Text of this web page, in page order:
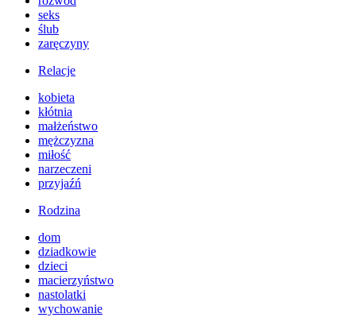
seks
ślub
zaręczyny
Relacje
kobieta
kłótnia
małżeństwo
mężczyzna
miłość
narzeczeni
przyjaźń
Rodzina
dom
dziadkowie
dzieci
macierzyństwo
nastolatki
wychowanie